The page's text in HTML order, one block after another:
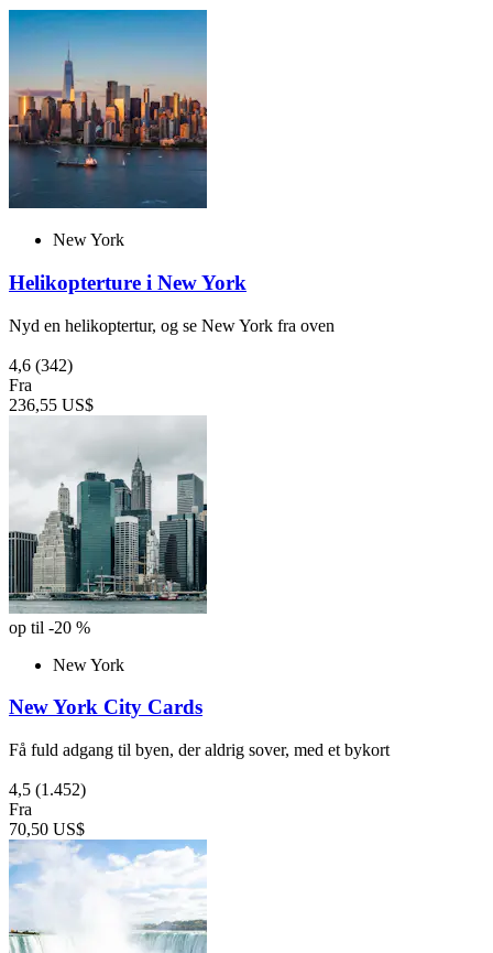
New York
Helikopterture i New York
Nyd en helikoptertur, og se New York fra oven
4,6 (342)
Fra
236,55 US$
op til -20 %
New York
New York City Cards
Få fuld adgang til byen, der aldrig sover, med et bykort
4,5 (1.452)
Fra
70,50 US$